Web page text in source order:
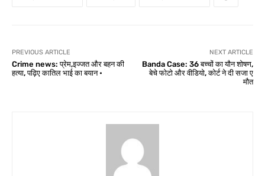
PREVIOUS ARTICLE
Crime news: प्रेम,इज्जत और बहन की
हत्या, पढ़िए कातिल भाई का बयान •
NEXT ARTICLE
Banda Case: 36 बच्चों का यौन शोषण,
बेचे फोटो और वीडियो, कोर्ट ने दी सजा ए
मौत